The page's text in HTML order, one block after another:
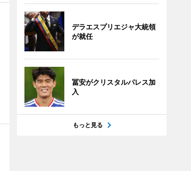
デラエスプリエジャ大統領
が就任
冨安がクリスタルパレス加
入
もっと見る